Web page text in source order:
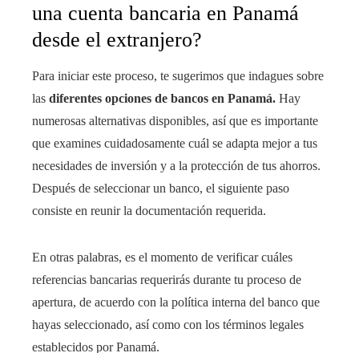
una cuenta bancaria en Panamá
desde el extranjero?
Para iniciar este proceso, te sugerimos que indagues sobre
las diferentes opciones de bancos en Panamá. Hay
numerosas alternativas disponibles, así que es importante
que examines cuidadosamente cuál se adapta mejor a tus
necesidades de inversión y a la protección de tus ahorros.
Después de seleccionar un banco, el siguiente paso
consiste en reunir la documentación requerida.
En otras palabras, es el momento de verificar cuáles
referencias bancarias requerirás durante tu proceso de
apertura, de acuerdo con la política interna del banco que
hayas seleccionado, así como con los términos legales
establecidos por Panamá.